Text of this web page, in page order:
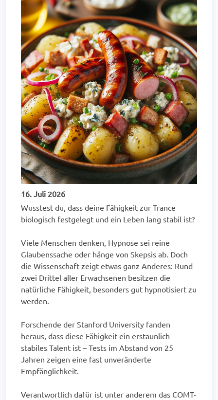
16. Juli 2026
Wusstest du, dass deine Fähigkeit zur Trance
biologisch festgelegt und ein Leben lang stabil ist?
Viele Menschen denken, Hypnose sei reine
Glaubenssache oder hänge von Skepsis ab. Doch
die Wissenschaft zeigt etwas ganz Anderes: Rund
zwei Drittel aller Erwachsenen besitzen die
natürliche Fähigkeit, besonders gut hypnotisiert zu
werden.
Forschende der Stanford University fanden
heraus, dass diese Fähigkeit ein erstaunlich
stabiles Talent ist – Tests im Abstand von 25
Jahren zeigen eine fast unveränderte
Empfänglichkeit.
Verantwortlich dafür ist unter anderem das COMT-